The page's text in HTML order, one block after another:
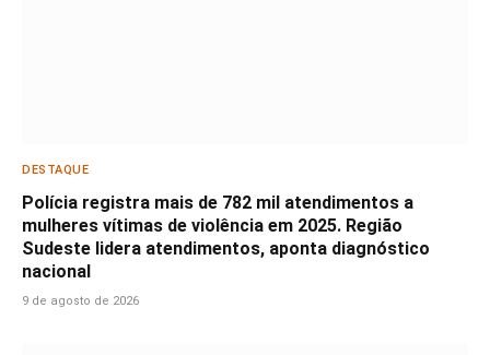
DESTAQUE
Polícia registra mais de 782 mil atendimentos a
mulheres vítimas de violência em 2025. Região
Sudeste lidera atendimentos, aponta diagnóstico
nacional
9 de agosto de 2026